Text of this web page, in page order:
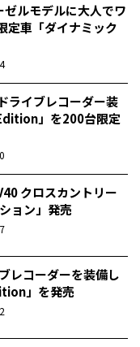
ルモデルに大人でワ
定車「ダイナミック
ライブレコーダー装
」を200台限定
クロスカントリー
ョン」発売
レコーダーを装備し
」を発売